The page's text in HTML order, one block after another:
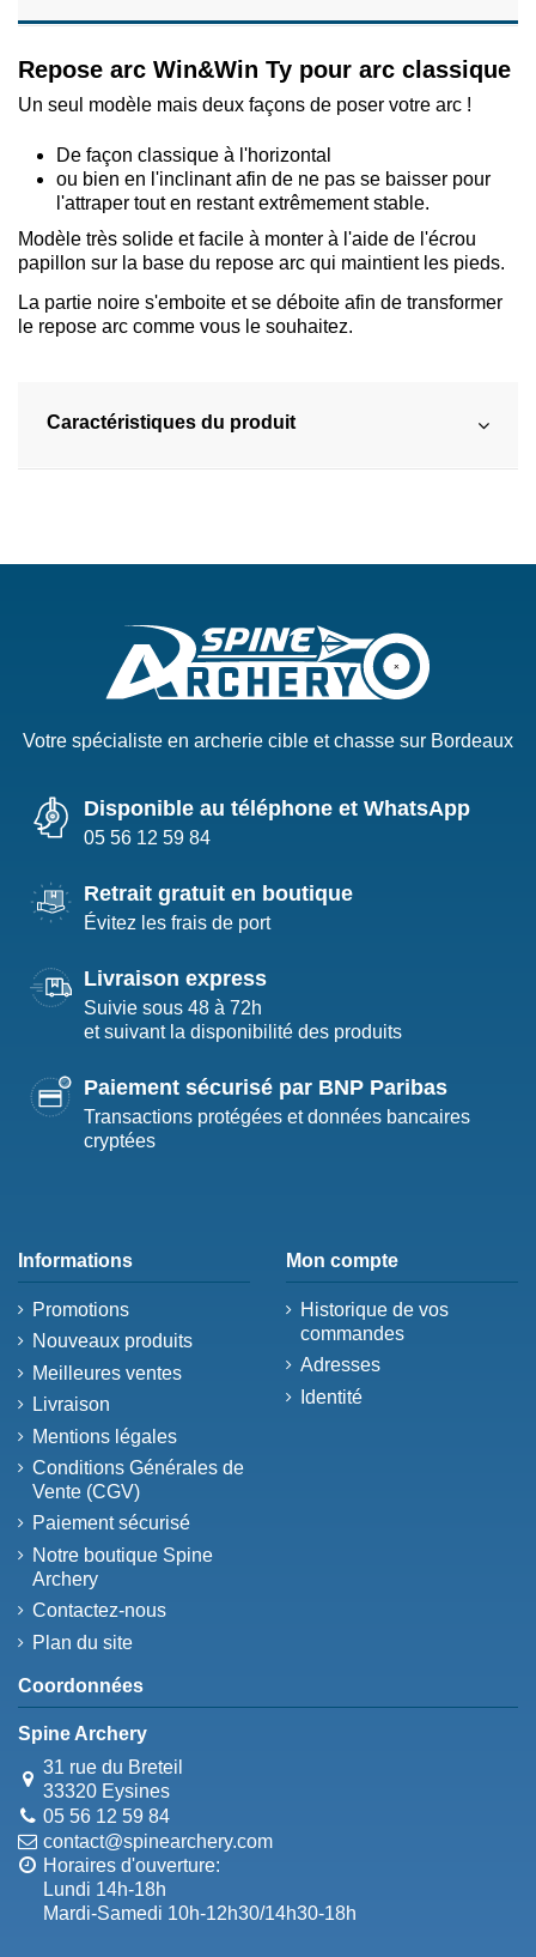
Repose arc Win&Win Ty pour arc classique
Un seul modèle mais deux façons de poser votre arc !
De façon classique à l'horizontal
ou bien en l'inclinant afin de ne pas se baisser pour
l'attraper tout en restant extrêmement stable.
Modèle très solide et facile à monter à l'aide de l'écrou
papillon sur la base du repose arc qui maintient les pieds.
La partie noire s'emboite et se déboite afin de transformer
le repose arc comme vous le souhaitez.
Caractéristiques du produit
Votre spécialiste en archerie cible et chasse sur Bordeaux
Disponible au téléphone et WhatsApp
05 56 12 59 84
Retrait gratuit en boutique
Évitez les frais de port
Livraison express
Suivie sous 48 à 72h
et suivant la disponibilité des produits
Paiement sécurisé par BNP Paribas
Transactions protégées et données bancaires
cryptées
Informations
Promotions
Nouveaux produits
Meilleures ventes
Livraison
Mentions légales
Conditions Générales de
Vente (CGV)
Paiement sécurisé
Notre boutique Spine
Archery
Contactez-nous
Plan du site
Mon compte
Historique de vos
commandes
Adresses
Identité
Coordonnées
Spine Archery
31 rue du Breteil
33320 Eysines
05 56 12 59 84
contact@spinearchery.com
Horaires d'ouverture:
Lundi 14h-18h
Mardi-Samedi 10h-12h30/14h30-18h